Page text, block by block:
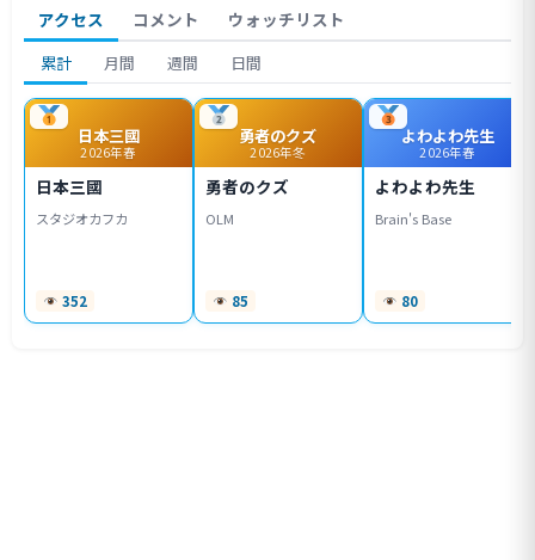
アクセス コメント ウォッチリスト
累計 月間 週間 日間
日本三國
2026年春
日本三國
スタジオカフカ
352
勇者のクズ
2026年冬
勇者のクズ
OLM
85
よわよわ先生
2026年春
よわよわ先生
Brain's Base
80